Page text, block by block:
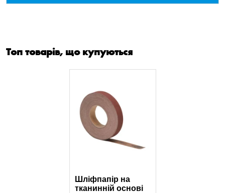
Топ товарів, що купуються
Шліфпапір на
тканинній основі